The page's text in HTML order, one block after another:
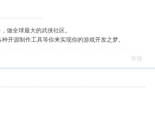
做全球最大的武侠社区。
开源制作工具等你来实现你的游戏开发之梦。
举报